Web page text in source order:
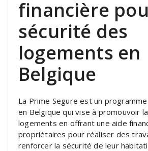
financière
sécurité des
logements en
Belgique
La Prime Segure est un
en Belgique qui vise à promouvoir
logements en offrant une aide
propriétaires pour réaliser des
renforcer la sécurité de leur